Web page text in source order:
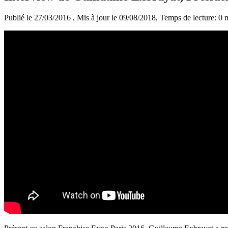
Publié le 27/03/2016 , Mis à jour le 09/08/2018, Temps de lecture: 0